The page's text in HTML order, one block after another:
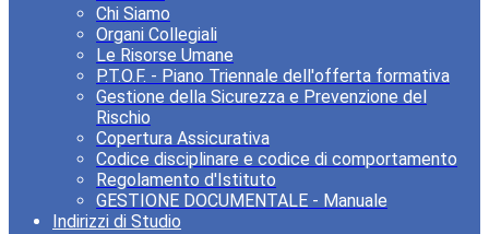
Chi Siamo
Organi Collegiali
Le Risorse Umane
P.T.O.F. - Piano Triennale dell'offerta formativa
Gestione della Sicurezza e Prevenzione del
Rischio
Copertura Assicurativa
Codice disciplinare e codice di comportamento
Regolamento d'Istituto
GESTIONE DOCUMENTALE - Manuale
Indirizzi di Studio